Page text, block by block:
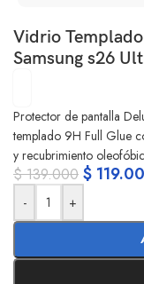
Vidrio
Samsung s26
Protector de pantalla
templado 9H Full Glue
y recubrimiento
$139.000 $
-
+